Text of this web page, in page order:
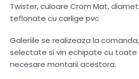
Twister, culoare Crom Mat,
teflonate cu carlige pvc
Galeriile se realizeaza la
selectate si vin echipate cu toate
necesare montarii acestora.